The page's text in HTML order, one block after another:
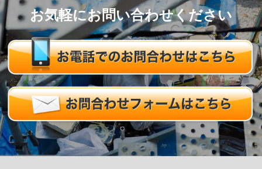
お気軽にお問い合わせください